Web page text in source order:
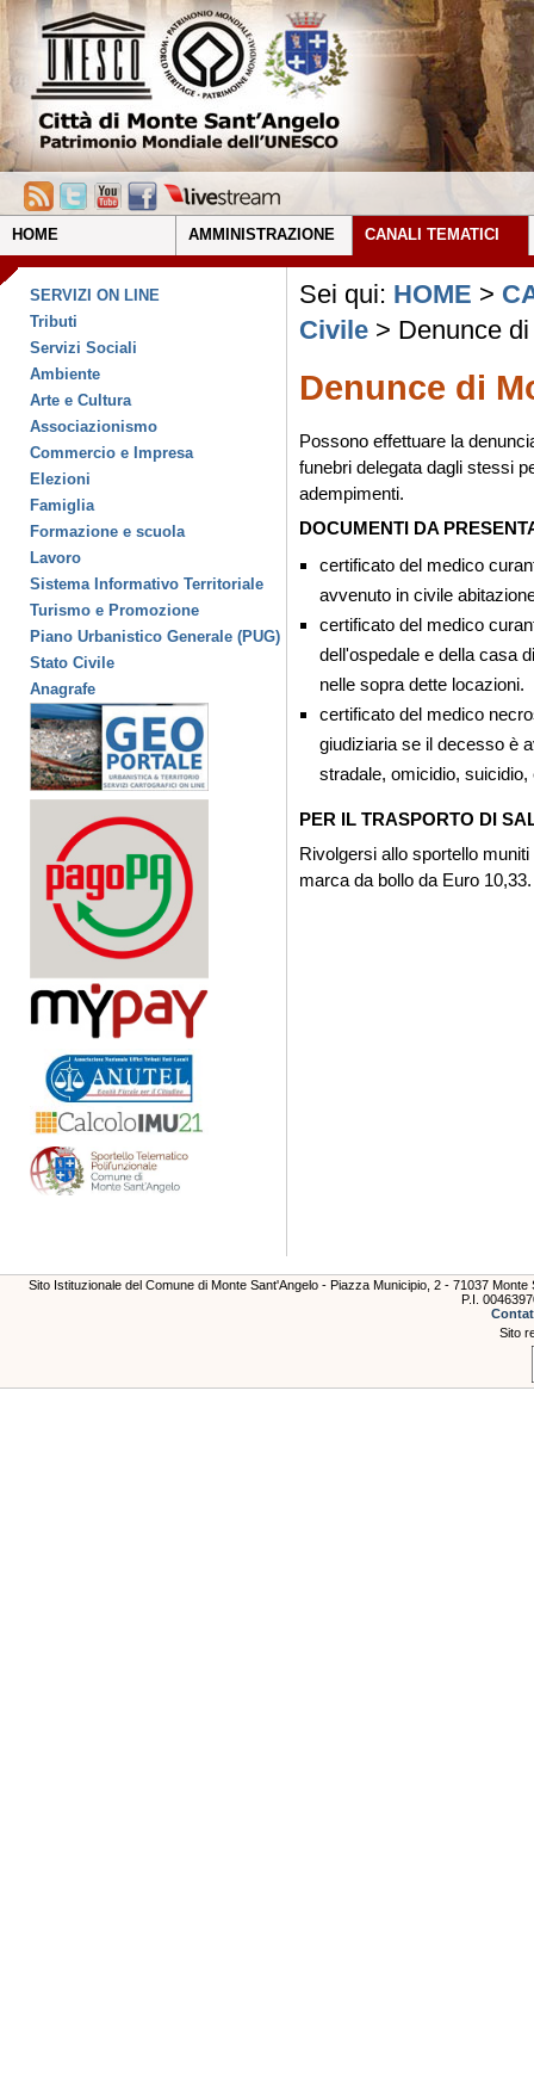
HOME AMMINISTRAZIONE CANALI TEMATICI
SERVIZI ON LINE
Tributi
Servizi Sociali
Ambiente
Arte e Cultura
Associazionismo
Commercio e Impresa
Elezioni
Famiglia
Formazione e scuola
Lavoro
Sistema Informativo Territoriale
Turismo e Promozione
Piano Urbanistico Generale (PUG)
Stato Civile
Anagrafe
Sei qui: HOME >
Civile > Denunce
Denunce di
Possono effettuare la
funebri delegata dagli stessi
adempimenti.
DOCUMENTI DA
certificato del medico
avvenuto in civile
certificato del medico
dell'ospedale e della casa
nelle sopra dette locazioni.
certificato del medico
giudiziaria se il decesso è
stradale, omicidio, suicidio,
PER IL TRASPORTO DI
Rivolgersi allo sportello
marca da bollo da Euro 10,33.
Sito Istituzionale del Comune di Monte Sant'Angelo - Piazza Municipio, 2 - 71037
P.I.
Sito